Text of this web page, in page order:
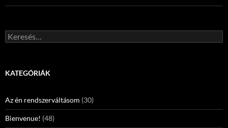
Keresés:
KATEGÓRIÁK
Az én rendszerváltásom (30)
Bienvenue! (48)